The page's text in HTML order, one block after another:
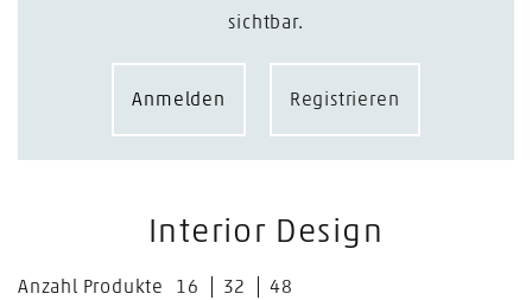
sichtbar.
Anmelden Registrieren
Interior Design
Anzahl Produkte 16 32 48